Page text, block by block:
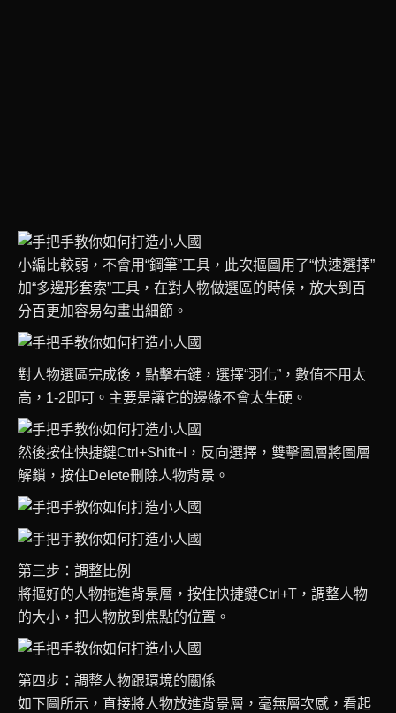
小編比較弱，不會用“鋼筆”工具，此次摳圖用了“快速選擇”
加“多邊形套索”工具，在對人物做選區的時候，放大到百
分百更加容易勾畫出細節。
對人物選區完成後，點擊右鍵，選擇“羽化”，數值不用太
高，1-2即可。主要是讓它的邊緣不會太生硬。
然後按住快捷鍵Ctrl+Shift+I，反向選擇，雙擊圖層將圖層
解鎖，按住Delete刪除人物背景。
第三步：調整比例
將摳好的人物拖進背景層，按住快捷鍵Ctrl+T，調整人物
的大小，把人物放到焦點的位置。
第四步：調整人物跟環境的關係
如下圖所示，直接將人物放進背景層，毫無層次感，看起